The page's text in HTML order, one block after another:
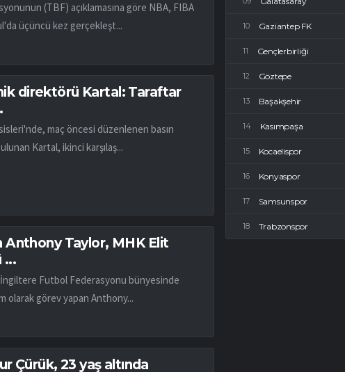
(TBF) açıklamasına göre NBA, FIBA
üçüncü kez gerçekleşt...
direktörü Kartal: Taraftar
maç öncesi düzenlenen basın
Kartal, ikinci karşılaş...
Anthony Taylor, MHK Elit
...
İngiltere Futbol Federasyonu bünyesinde
olarak görev yapan Anthony...
Çürük, 23 yaş altında
Gaziantep FK
Gençlerbirliği
Göztepe
Başakşehir
Kasımpaşa
Kocaelispor
Konyaspor
Samsunspor
Trabzonspor